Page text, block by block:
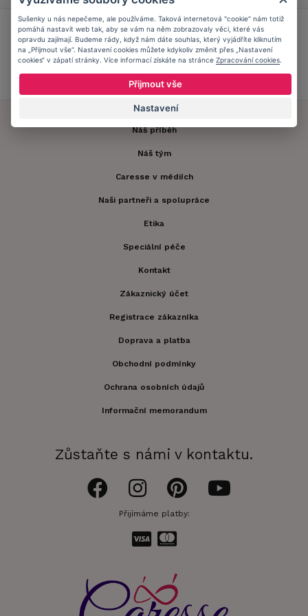
Přidejte se doCaresse Clubu!
Náš příběh
Náš tým
Caresse v médiích
Naši partneři a spolupráce
Etika
Speciální péče
Kontakt
Zákaznický účet
Registrace zákazníka
Doprava a platba
Obchodní podmínky
Ochrana osobních údajů
Informační memorandum
Zůstaňte s námi v kontaktu.
Přijímáme platby:
Sušenky u nás nepečeme, ale používáme. Taková internetová "cookie" nám totiž
pomáhá nastavit web tak, aby se vám na něm zobrazovaly věci, které vás
opravdu zajímají. Budeme rády, když nám dáte souhlas, který vyjádříte kliknutím
na „Přijmout vše“. Nastavení cookies můžete kdykoliv změnit přes „Nastavení
cookies“ v zápatí stránky. Více informací získáte na stránce Zpracování cookies.
Přijmout vše
Nastavení